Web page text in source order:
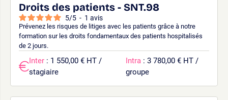
Droits des patients - SNT.98
5/5 - 1 avis
Prévenez les risques de litiges avec les patients grâce à notre
formation sur les droits fondamentaux des patients hospitalisés
de 2 jours.
Inter : 1 550,00 € HT /
stagiaire
Intra : 3 780,00 € HT /
groupe